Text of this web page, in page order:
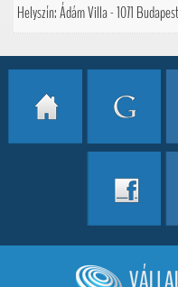
Helyszín: Ádám Villa - 1071